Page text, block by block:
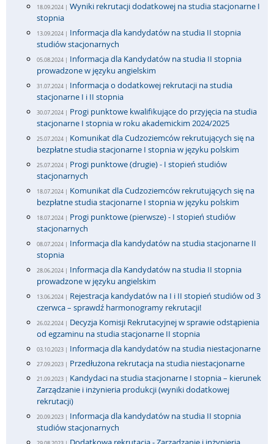
18.09.2024 | Wyniki rekrutacji dodatkowej na studia stacjonarne I
stopnia
13.09.2024 | Informacja dla kandydatów na studia II stopnia
studiów stacjonarnych
05.08.2024 | Informacja dla Kandydatów na studia II stopnia
prowadzone w języku angielskim
31.07.2024 | Informacja o dodatkowej rekrutacji na studia
stacjonarne I i II stopnia
30.07.2024 | Progi punktowe kwalifikujące do przyjęcia na studia
stacjonarne I stopnia w roku akademickim 2024/2025
25.07.2024 | Komunikat dla Cudzoziemców rekrutujących się na
bezpłatne studia stacjonarne I stopnia w języku polskim
25.07.2024 | Progi punktowe (drugie) - I stopień studiów
stacjonarnych
18.07.2024 | Komunikat dla Cudzoziemców rekrutujących się na
bezpłatne studia stacjonarne I stopnia w języku polskim
18.07.2024 | Progi punktowe (pierwsze) - I stopień studiów
stacjonarnych
08.07.2024 | Informacja dla kandydatów na studia stacjonarne II
stopnia
28.06.2024 | Informacja dla Kandydatów na studia II stopnia
prowadzone w języku angielskim
13.06.2024 | Rejestracja kandydatów na I i II stopień studiów od 3
czerwca – sprawdź harmonogramy rekrutacji!
26.02.2024 | Decyzja Komisji Rekrutacyjnej w sprawie odstąpienia
od egzaminu na studia stacjonarne II stopnia
03.10.2023 | Informacja dla kandydatów na studia niestacjonarne
27.09.2023 | Przedłużona rekrutacja na studia niestacjonarne
21.09.2023 | Kandydaci na studia stacjonarne I stopnia – kierunek
Zarządzanie i inżynieria produkcji (wyniki dodatkowej
rekrutacji)
20.09.2023 | Informacja dla kandydatów na studia II stopnia
studiów stacjonarnych